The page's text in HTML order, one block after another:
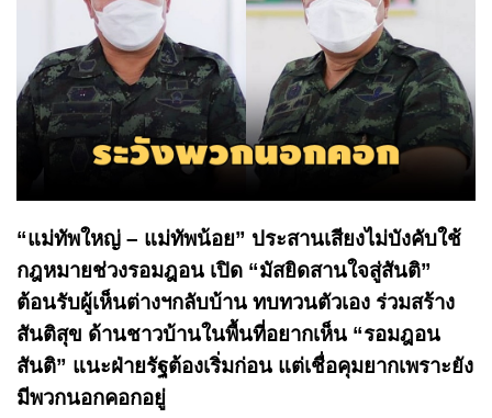
“แม่ทัพใหญ่ – แม่ทัพน้อย” ประสานเสียงไม่บังคับใช้
กฎหมายช่วงรอมฎอน เปิด “มัสยิดสานใจสู่สันติ”
ต้อนรับผู้เห็นต่างฯกลับบ้าน ทบทวนตัวเอง ร่วมสร้าง
สันติสุข ด้านชาวบ้านในพื้นที่อยากเห็น “รอมฎอน
สันติ” แนะฝ่ายรัฐต้องเริ่มก่อน แต่เชื่อคุมยากเพราะยัง
มีพวกนอกคอกอยู่